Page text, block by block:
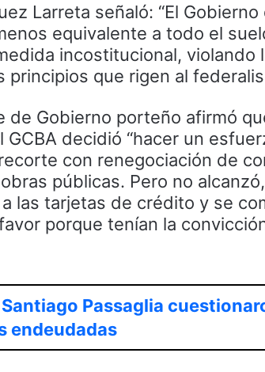
Larreta señaló: “El
equivalente a todo el
incostitucional, violando
principios que rigen al
de Gobierno porteño afirmó
decidió “hacer un
con renegociación de
públicas. Pero no
las tarjetas de crédito y se
porque tenían la
Santiago Passaglia
endeudadas